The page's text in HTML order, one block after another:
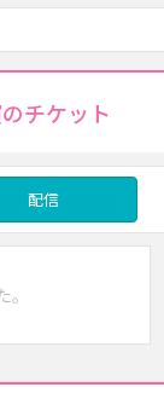
チケット
配信